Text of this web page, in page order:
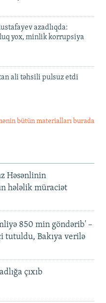
azadlıqda:
yox, minlik korrupsiya
ali təhsili pulsuz etdi
bütün materialları burada
Həsənlinin
hələlik müraciət
850 min göndərib' –
tutuldu, Bakıya verilə
çıxıb